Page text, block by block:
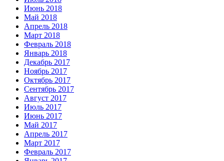
Июнь 2018
Май 2018
Апрель 2018
Март 2018
Февраль 2018
Январь 2018
Декабрь 2017
Ноябрь 2017
Октябрь 2017
Сентябрь 2017
Август 2017
Июль 2017
Июнь 2017
Май 2017
Апрель 2017
Март 2017
Февраль 2017